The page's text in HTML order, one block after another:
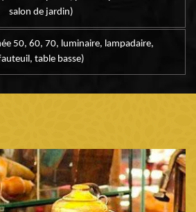
salon de jardin)
50, 60, 70, luminaire, lampadaire,
table basse)